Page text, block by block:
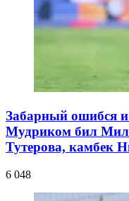
Забарный ошибся
Мудриком бил
Тутерова, камбек
6 048